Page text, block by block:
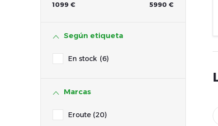
1099 € 5990 €
Según etiqueta
En stock 6
Marcas
Eroute 20